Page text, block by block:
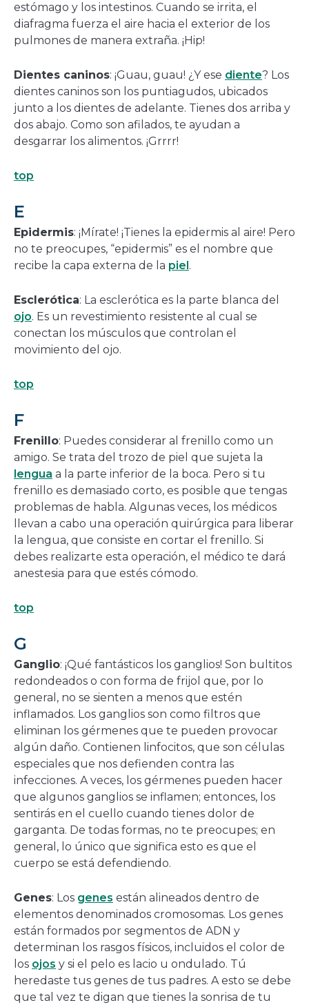
estómago y los intestinos. Cuando se irrita, el
diafragma fuerza el aire hacia el exterior de los
pulmones de manera extraña. ¡Hip!
Dientes caninos: ¡Guau, guau! ¿Y ese diente? Los
dientes caninos son los puntiagudos, ubicados
junto a los dientes de adelante. Tienes dos arriba y
dos abajo. Como son afilados, te ayudan a
desgarrar los alimentos. ¡Grrrr!
top
E
Epidermis: ¡Mírate! ¡Tienes la epidermis al aire! Pero
no te preocupes, “epidermis” es el nombre que
recibe la capa externa de la piel .
Esclerótica: La esclerótica es la parte blanca del
ojo. Es un revestimiento resistente al cual se
conectan los músculos que controlan el
movimiento del ojo.
top
F
Frenillo: Puedes considerar al frenillo como un
amigo. Se trata del trozo de piel que sujeta la
lengua a la parte inferior de la boca. Pero si tu
frenillo es demasiado corto, es posible que tengas
problemas de habla. Algunas veces, los médicos
llevan a cabo una operación quirúrgica para liberar
la lengua, que consiste en cortar el frenillo. Si
debes realizarte esta operación, el médico te dará
anestesia para que estés cómodo.
top
G
Ganglio: ¡Qué fantásticos los ganglios! Son bultitos
redondeados o con forma de frijol que, por lo
general, no se sienten a menos que estén
inflamados. Los ganglios son como filtros que
eliminan los gérmenes que te pueden provocar
algún daño. Contienen linfocitos, que son células
especiales que nos defienden contra las
infecciones. A veces, los gérmenes pueden hacer
que algunos ganglios se inflamen; entonces, los
sentirás en el cuello cuando tienes dolor de
garganta. De todas formas, no te preocupes; en
general, lo único que significa esto es que el
cuerpo se está defendiendo.
Genes: Los genes están alineados dentro de
elementos denominados cromosomas. Los genes
están formados por segmentos de ADN y
determinan los rasgos físicos, incluidos el color de
los ojos y si el pelo es lacio u ondulado. Tú
heredaste tus genes de tus padres. A esto se debe
que tal vez te digan que tienes la sonrisa de tu